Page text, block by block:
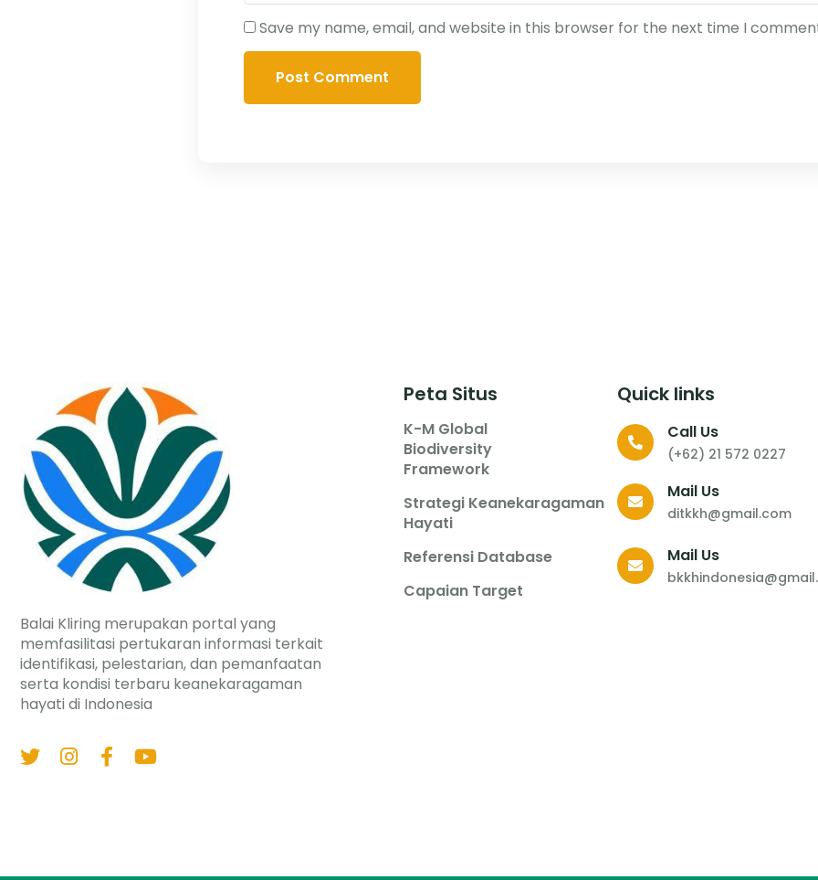
Save my name, email, and website in this browser for the next time I
Balai Kliring merupakan portal yang
memfasilitasi pertukaran informasi terkait
identifikasi, pelestarian, dan pemanfaatan
serta kondisi terbaru keanekaragaman
hayati di Indonesia
Peta Situs
K-M Global
Biodiversity
Framework
Strategi Keanekaragaman
Hayati
Referensi Database
Capaian Target
Quick links
Call Us
(+62) 21 572 0227
Mail Us
ditkkh@gmail.com
Mail Us